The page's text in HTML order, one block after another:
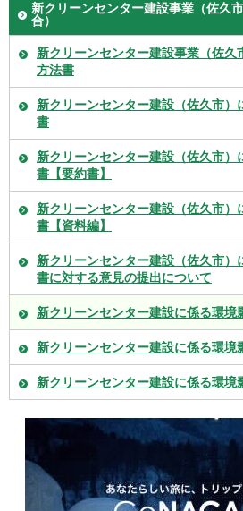
新クリーンセンター建設事業（佐久
合）
新クリーンセンター建設事業（佐久
方法書
新クリーンセンター建設（佐久市）
書
新クリーンセンター建設（佐久市）
書【要約書】
新クリーンセンター建設（佐久市）
書【資料編】
新クリーンセンター建設（佐久市）
書に対する意見の提出について
新クリーンセンター建設に係る環境
新クリーンセンター建設に係る環境
新クリーンセンター建設に係る環境